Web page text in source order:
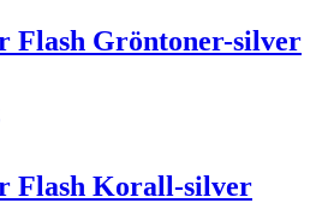
Flash Gröntoner-silver
Flash Korall-silver